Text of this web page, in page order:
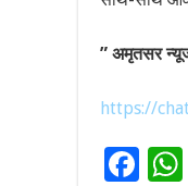
” अमृतसर
https://
F